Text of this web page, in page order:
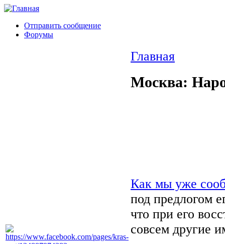
Отправить сообщение
Форумы
Главная
Москва:
Как мы уже
под предлогом
что при его
совсем другие